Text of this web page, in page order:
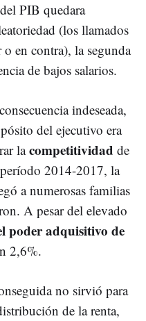
PIB quedara
(los llamados
en contra), la segunda
de bajos salarios.
indeseada,
del ejecutivo era
lacompetitividad de
período 2014-2017, la
a numerosas familias
A pesar del elevado
poder adquisitivo de
2,6%.
no sirvió para
de la renta,